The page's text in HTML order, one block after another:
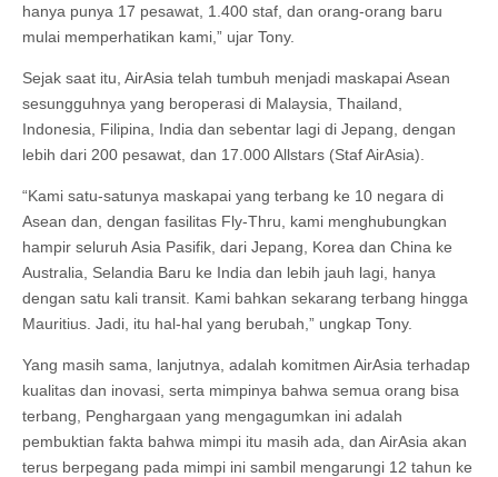
hanya punya 17 pesawat, 1.400 staf, dan orang-orang baru
mulai memperhatikan kami,” ujar Tony.
Sejak saat itu, AirAsia telah tumbuh menjadi maskapai Asean
sesungguhnya yang beroperasi di Malaysia, Thailand,
Indonesia, Filipina, India dan sebentar lagi di Jepang, dengan
lebih dari 200 pesawat, dan 17.000 Allstars (Staf AirAsia).
“Kami satu-satunya maskapai yang terbang ke 10 negara di
Asean dan, dengan fasilitas Fly-Thru, kami menghubungkan
hampir seluruh Asia Pasifik, dari Jepang, Korea dan China ke
Australia, Selandia Baru ke India dan lebih jauh lagi, hanya
dengan satu kali transit. Kami bahkan sekarang terbang hingga
Mauritius. Jadi, itu hal-hal yang berubah,” ungkap Tony.
Yang masih sama, lanjutnya, adalah komitmen AirAsia terhadap
kualitas dan inovasi, serta mimpinya bahwa semua orang bisa
terbang, Penghargaan yang mengagumkan ini adalah
pembuktian fakta bahwa mimpi itu masih ada, dan AirAsia akan
terus berpegang pada mimpi ini sambil mengarungi 12 tahun ke